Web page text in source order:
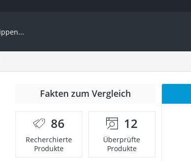
Fakten zum Vergleich
86
Recherchierte
Produkte
12
Überprüfte
Produkte